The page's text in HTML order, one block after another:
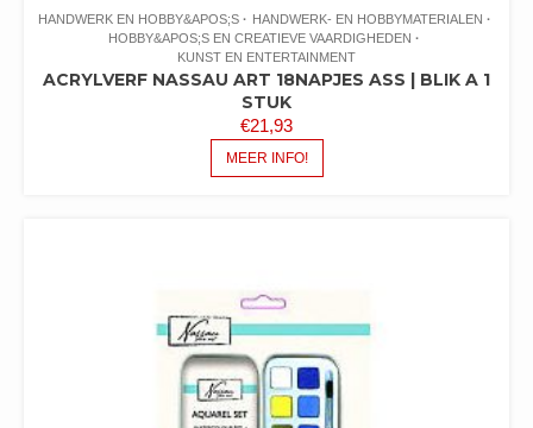
HANDWERK EN HOBBY&APOS;S
HANDWERK- EN HOBBYMATERIALEN
HOBBY&APOS;S EN CREATIEVE VAARDIGHEDEN
KUNST EN ENTERTAINMENT
ACRYLVERF NASSAU ART 18NAPJES ASS | BLIK A 1
STUK
€21,93
MEER INFO!